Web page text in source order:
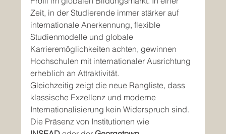
Zeit, in der Studierende immer stärker auf
internationale Anerkennung, flexible
Studienmodelle und globale
Karrieremöglichkeiten achten, gewinnen
Hochschulen mit internationaler Ausrichtung
erheblich an Attraktivität.
Gleichzeitig zeigt die neue Rangliste, dass
klassische Exzellenz und moderne
Internationalisierung kein Widerspruch sind.
Die Präsenz von Institutionen wie